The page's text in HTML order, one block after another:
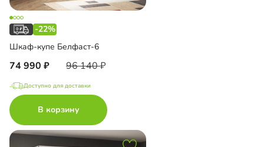
-22%
Шкаф-купе Белфаст-6
74 990 96 140
Доступно для доставки
В корзину